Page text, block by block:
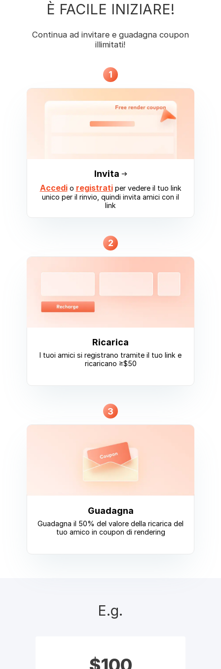
È FACILE INIZIARE!
Continua ad invitare e guadagna coupon
illimitati!
1
Invita
Accedio registratiper vedere il tuo link
unico per il rinvio, quindi invita amici con il
link
2
Ricarica
I tuoi amici si registrano tramite il tuo link e
ricaricano ≥$50
3
Guadagna
Guadagna il 50% del valore della ricarica del
tuo amico in coupon di rendering
E.g.